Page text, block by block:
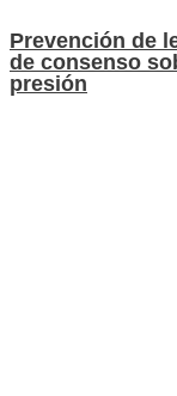
Prevención de
de consenso
presión